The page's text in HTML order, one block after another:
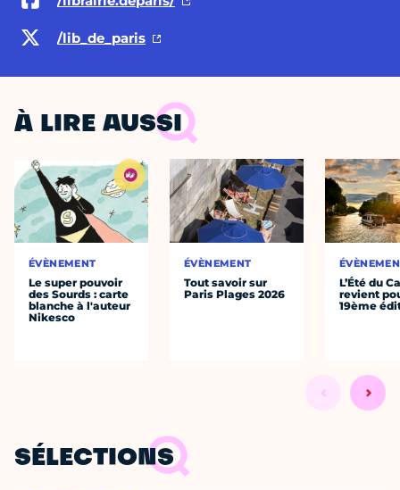
/lib_de_paris
À LIRE AUSSI
ÉVÈNEMENT
Le super pouvoir
des Sourds : carte
blanche à l'auteur
Nikesco
ÉVÈNEMENT
Tout savoir sur
Paris Plages 2026
L’Été du
revient
19ème
SÉLECTIONS